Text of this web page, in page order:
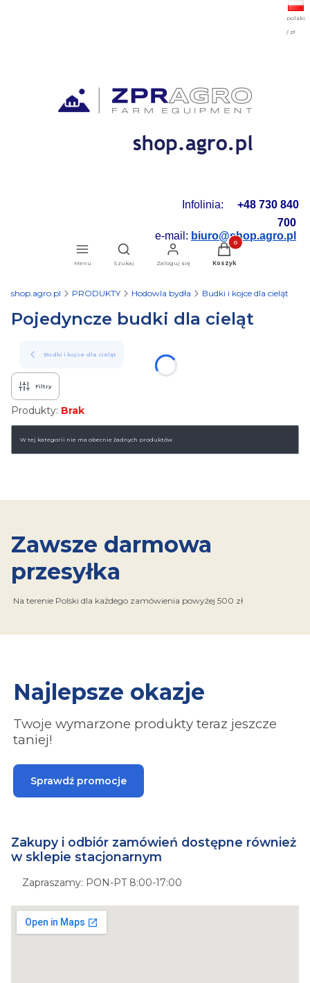
polski
/ zł
Infolinia: +48 730 840
700
e-mail: biuro@shop.agro.pl
Menu
Otwórz wyszukiwarkę
Szukaj Zaloguj się
Produkty w koszyku: 0.
Koszyk
shop.agro.pl PRODUKTY Hodowla bydła Budki i kojce dla cieląt
Pojedyncze budki dla cieląt
Budki i kojce dla cieląt
Filtry
Produkty: Brak
Lista produktów
W tej kategorii nie ma obecnie żadnych produktów
Zawsze darmowa
przesyłka
Na terenie Polski dla każdego zamówienia powyżej 500 zł
Najlepsze okazje
Twoje wymarzone produkty teraz jeszcze
taniej!
Sprawdź promocje
Zakupy i odbiór zamówień dostępne również
w sklepie stacjonarnym
Zapraszamy: PON-PT 8:00-17:00